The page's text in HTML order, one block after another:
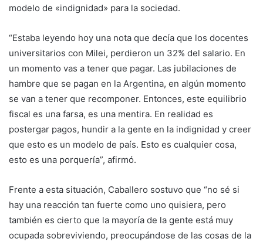
modelo de «indignidad» para la sociedad.
“Estaba leyendo hoy una nota que decía que los docentes
universitarios con Milei, perdieron un 32% del salario. En
un momento vas a tener que pagar. Las jubilaciones de
hambre que se pagan en la Argentina, en algún momento
se van a tener que recomponer. Entonces, este equilibrio
fiscal es una farsa, es una mentira. En realidad es
postergar pagos, hundir a la gente en la indignidad y creer
que esto es un modelo de país. Esto es cualquier cosa,
esto es una porquería”, afirmó.
Frente a esta situación, Caballero sostuvo que “no sé si
hay una reacción tan fuerte como uno quisiera, pero
también es cierto que la mayoría de la gente está muy
ocupada sobreviviendo, preocupándose de las cosas de la